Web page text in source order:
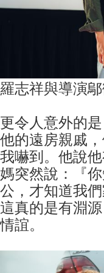
羅志祥與導演
更令人意外的
他的遠房親戚
我嚇到。他說
媽突然說：『
公，才知道我
這真的是有淵
情誼。